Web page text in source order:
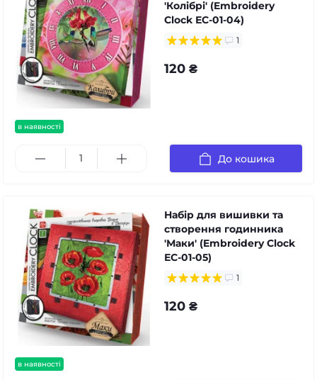
в наявності
'Колібрі' (Embroidery
Clock ЕС-01-04)
1
120 ₴
До кошика
в наявності
Набір для вишивки та
створення годинника
'Маки' (Embroidery Clock
ЕС-01-05)
1
120 ₴